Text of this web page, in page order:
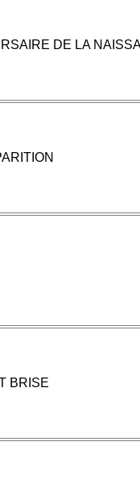
DE LA
BRISE